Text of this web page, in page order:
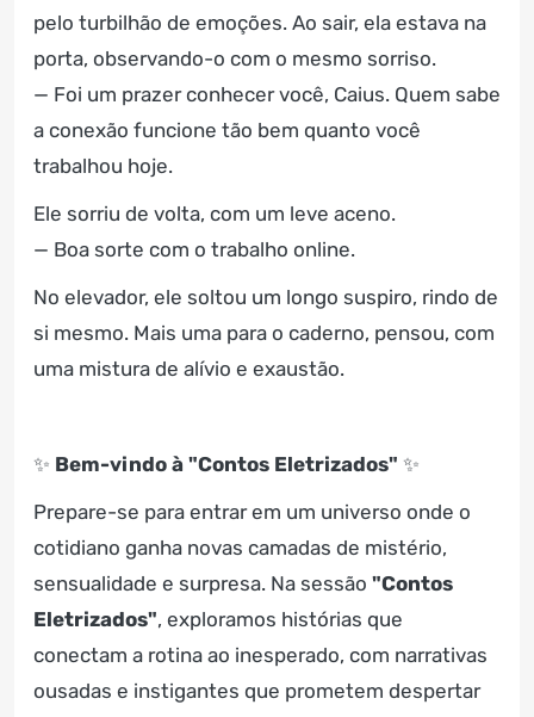
pelo turbilhão de emoções. Ao sair, ela estava na
porta, observando-o com o mesmo sorriso.
— Foi um prazer conhecer você, Caius. Quem sabe
a conexão funcione tão bem quanto você
trabalhou hoje.
Ele sorriu de volta, com um leve aceno.
— Boa sorte com o trabalho online.
No elevador, ele soltou um longo suspiro, rindo de
si mesmo. Mais uma para o caderno, pensou, com
uma mistura de alívio e exaustão.
✨ Bem-vindo à "Contos Eletrizados" ✨
Prepare-se para entrar em um universo onde o
cotidiano ganha novas camadas de mistério,
sensualidade e surpresa. Na sessão "Contos
Eletrizados", exploramos histórias que
conectam a rotina ao inesperado, com narrativas
ousadas e instigantes que prometem despertar